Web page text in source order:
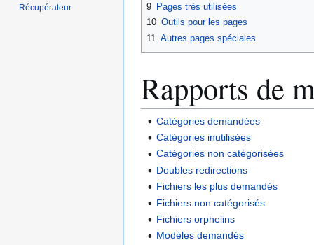
9 Pages très utilisées
10 Outils pour les pages
11 Autres pages spéciales
Rapports de
Catégories demandées
Catégories inutilisées
Catégories non catégorisées
Doubles redirections
Fichiers les plus demandés
Fichiers non catégorisés
Fichiers orphelins
Modèles demandés
Récupérateur